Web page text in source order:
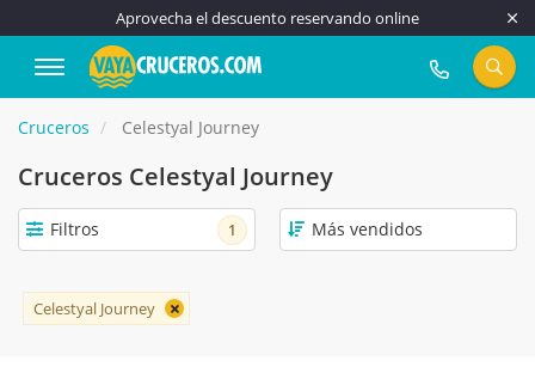
Aprovecha el descuento reservando online
917 815 555
Cruceros Celestyal Journey
Cruceros Celestyal Journey
Filtros 1
Celestyal Journey